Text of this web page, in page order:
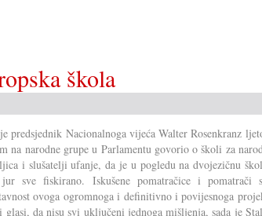
škola
predsjednik Nacionalnoga vijeća Walter Rosenkranz
na narodne grupe u Parlamentu govorio o školi za
i slušatelji ufanje, da je u pogledu na dvojezičnu
jur sve fiskirano. Iskušene pomatračice i
ovoga ogromnoga i definitivno i povijesnoga
glasi, da nisu svi uključeni jednoga mišljenja, sada je